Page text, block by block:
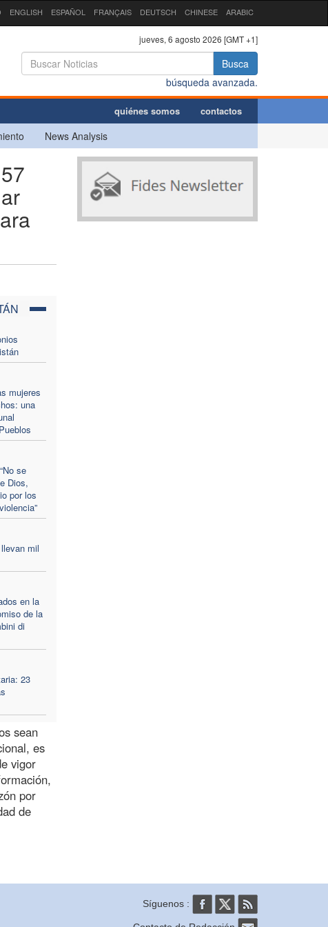
ENGLISH ESPAÑOL FRANÇAIS DEUTSCH CHINESE ARABIC
jueves, 6 agosto 2026 [GMT +1]
Busca
búsqueda avanzada.
quiénes somos contactos
News Analysis
mujeres
una
se
Dios,
por los
mil
en la
de la
di
23
sean
es
vigor
por
de
Síguenos :